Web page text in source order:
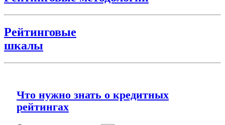
Рейтинговые
шкалы
Что нужно знать о кредитных
рейтингах